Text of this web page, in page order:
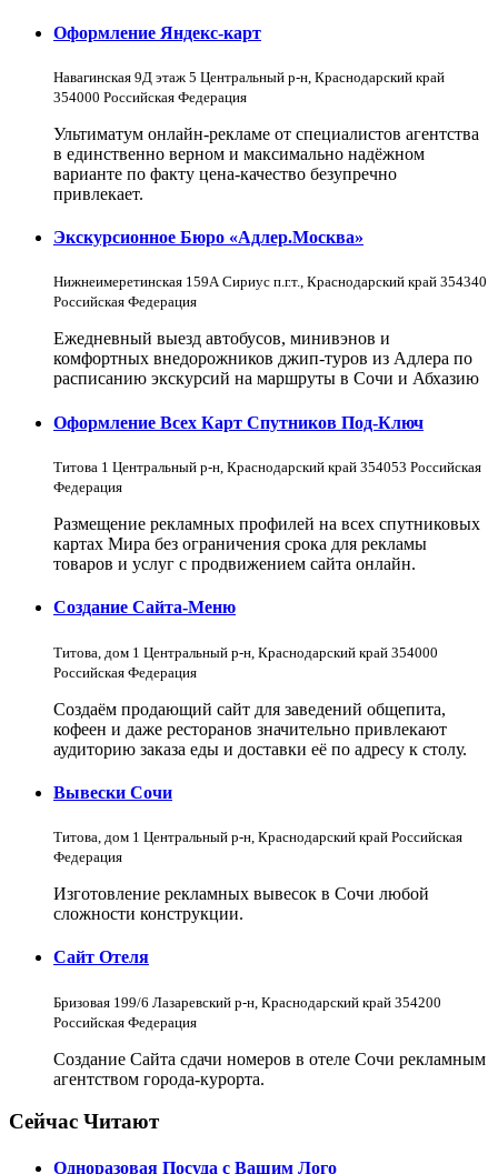
Оформление Яндекс-карт
Навагинская 9Д этаж 5 Центральный р-н, Краснодарский край
354000 Российская Федерация
Ультиматум онлайн-рекламе от специалистов агентства
в единственно верном и максимально надёжном
варианте по факту цена-качество безупречно
привлекает.
Экскурсионное Бюро «Адлер.Москва»
Нижнеимеретинская 159А Сириус п.г.т., Краснодарский край 354340
Российская Федерация
Ежедневный выезд автобусов, минивэнов и
комфортных внедорожников джип-туров из Адлера по
расписанию экскурсий на маршруты в Сочи и Абхазию
Оформление Всех Карт Спутников Под-Ключ
Титова 1 Центральный р-н, Краснодарский край 354053 Российская
Федерация
Размещение рекламных профилей на всех спутниковых
картах Мира без ограничения срока для рекламы
товаров и услуг с продвижением сайта онлайн.
Создание Сайта-Меню
Титова, дом 1 Центральный р-н, Краснодарский край 354000
Российская Федерация
Создаём продающий сайт для заведений общепита,
кофеен и даже ресторанов значительно привлекают
аудиторию заказа еды и доставки её по адресу к столу.
Вывески Сочи
Титова, дом 1 Центральный р-н, Краснодарский край Российская
Федерация
Изготовление рекламных вывесок в Сочи любой
сложности конструкции.
Сайт Отеля
Бризовая 199/6 Лазаревский р-н, Краснодарский край 354200
Российская Федерация
Создание Сайта сдачи номеров в отеле Сочи рекламным
агентством города-курорта.
Сейчас Читают
Одноразовая Посуда с Вашим Лого